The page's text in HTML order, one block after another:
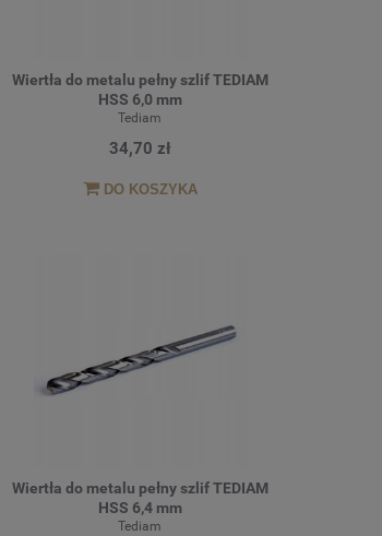
Wiertła do metalu pełny szlif TEDIAM
HSS 6,0 mm
Tediam
34,70 zł
DO KOSZYKA
Wiertła do metalu pełny szlif TEDIAM
HSS 6,4 mm
Tediam